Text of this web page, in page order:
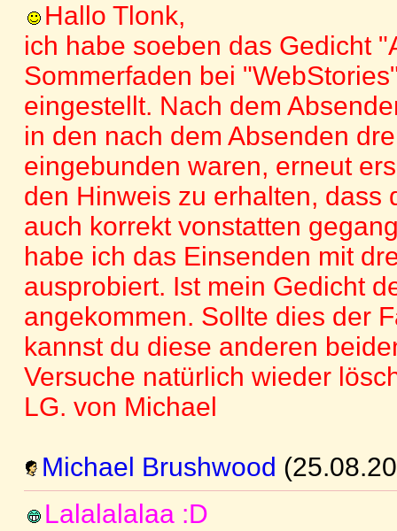
Hallo Tlonk,
ich habe soeben das Gedicht
Sommerfaden bei
eingestellt. Nach dem
in den nach dem Absenden
eingebunden waren, erneut
den Hinweis zu erhalten, dass
auch korrekt vonstatten
habe ich das Einsenden mit
ausprobiert. Ist mein Gedicht
angekommen. Sollte dies der
kannst du diese anderen
Versuche natürlich wieder
LG. von Michael
Michael Brushwood
Lalalalalaa :D